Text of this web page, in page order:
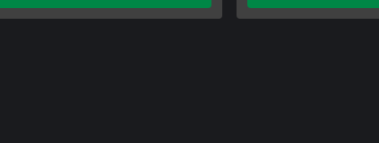
Cartel Ronin Bundle